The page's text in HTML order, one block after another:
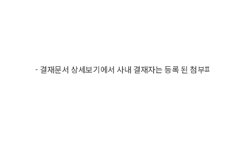
- 결재문서 상세보기에서 사내 결재자는 등록 된 첨부파일